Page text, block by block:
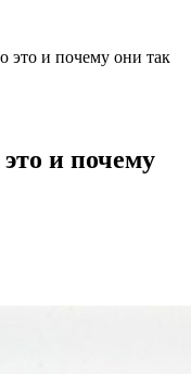
это и почему они так
и почему